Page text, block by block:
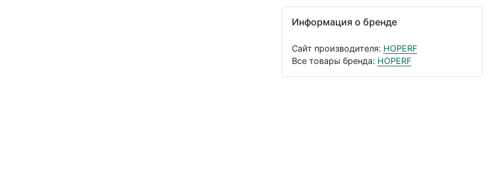
Информация о бренде
Сайт производителя: HOPERF
Все товары бренда: HOPERF